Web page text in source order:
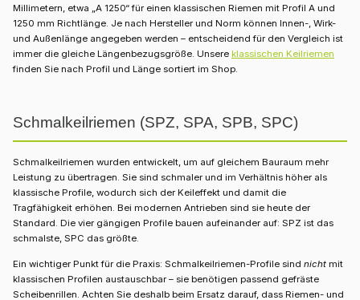
Millimetern, etwa „A 1250“ für einen klassischen Riemen mit Profil A und
1250 mm Richtlänge. Je nach Hersteller und Norm können Innen-, Wirk-
und Außenlänge angegeben werden – entscheidend für den Vergleich ist
immer die gleiche Längenbezugsgröße. Unsere klassischen Keilriemen
finden Sie nach Profil und Länge sortiert im Shop.
Schmalkeilriemen (SPZ, SPA, SPB, SPC)
Schmalkeilriemen wurden entwickelt, um auf gleichem Bauraum mehr
Leistung zu übertragen. Sie sind schmaler und im Verhältnis höher als
klassische Profile, wodurch sich der Keileffekt und damit die
Tragfähigkeit erhöhen. Bei modernen Antrieben sind sie heute der
Standard. Die vier gängigen Profile bauen aufeinander auf: SPZ ist das
schmalste, SPC das größte.
Ein wichtiger Punkt für die Praxis: Schmalkeilriemen-Profile sind nicht mit
klassischen Profilen austauschbar – sie benötigen passend gefräste
Scheibenrillen. Achten Sie deshalb beim Ersatz darauf, dass Riemen- und